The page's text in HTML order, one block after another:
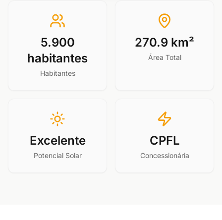
5.900
habitantes
Habitantes
270.9 km²
Área Total
Excelente
Potencial Solar
CPFL
Concessionária